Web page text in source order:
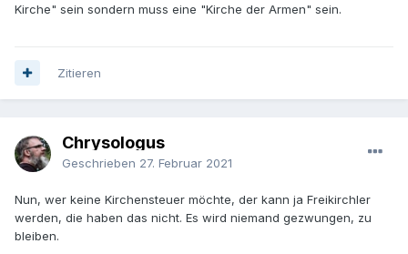
Kirche" sein sondern muss eine "Kirche der Armen" sein.
Zitieren
Chrysologus
Geschrieben 27. Februar 2021
Nun, wer keine Kirchensteuer möchte, der kann ja Freikirchler
werden, die haben das nicht. Es wird niemand gezwungen, zu
bleiben.